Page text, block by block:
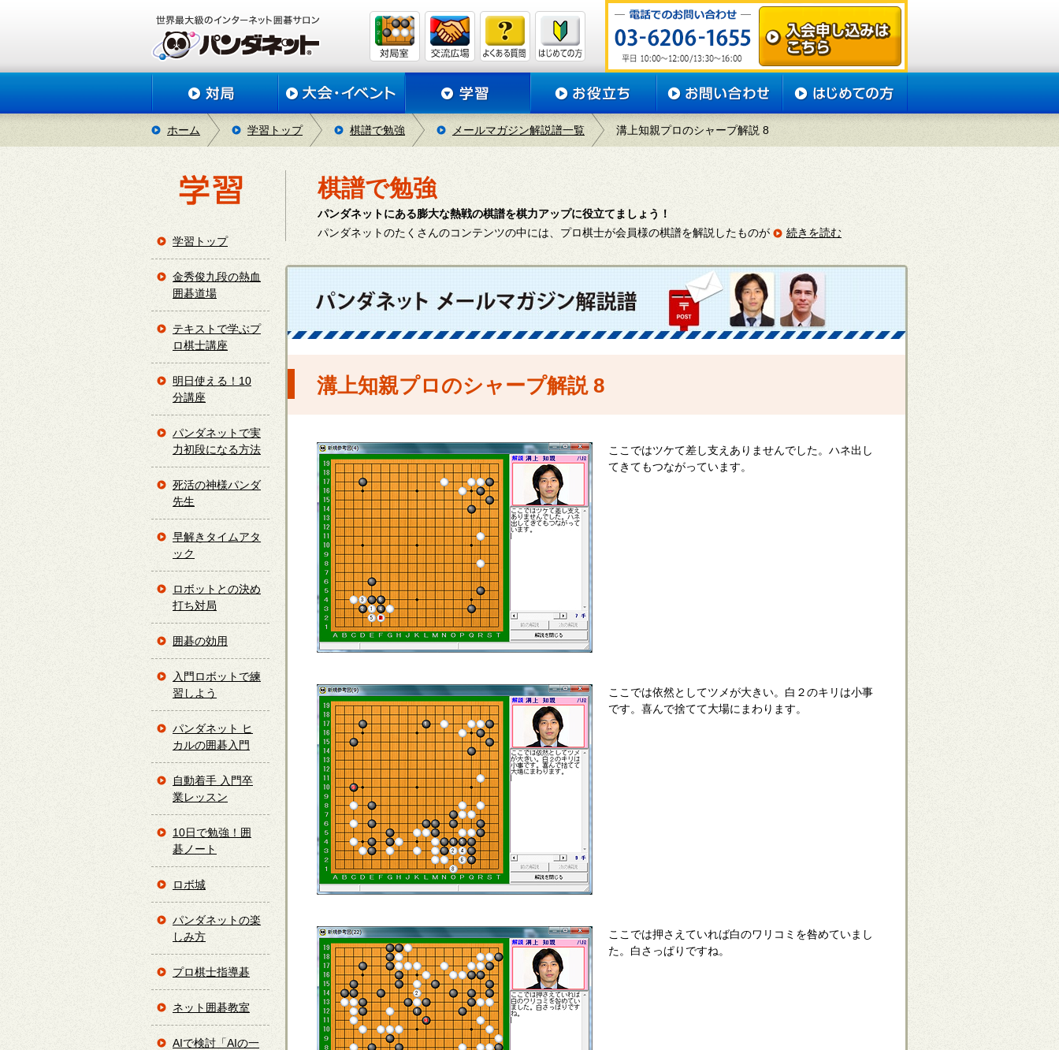
ホーム 学習トップ 棋譜で勉強 メールマガジン解説譜一覧 溝上知親プロのシャープ解説 8
棋譜で勉強
パンダネットにある膨大な熱戦の棋譜を棋力アップに役立てましょう！
パンダネットのたくさんのコンテンツの中には、プロ棋士が会員様の棋譜を解説したものが
続きを読む
溝上知親プロのシャープ解説 8
ここではツケて差し支えありませんでした。ハネ出し
てきてもつながっています。
ここでは依然としてツメが大きい。白２のキリは小事
です。喜んで捨てて大場にまわります。
ここでは押さえていれば白のワリコミを咎めていまし
た。白さっぱりですね。
学習トップ
金秀俊九段の熱血
囲碁道場
テキストで学ぶプ
ロ棋士講座
明日使える！10
分講座
パンダネットで実
力初段になる方法
死活の神様パンダ
先生
早解きタイムアタ
ック
ロボットとの決め
打ち対局
囲碁の効用
入門ロボットで練
習しよう
パンダネット ヒ
カルの囲碁入門
自動着手 入門卒
業レッスン
10日で勉強！囲
碁ノート
ロボ城
パンダネットの楽
しみ方
プロ棋士指導碁
ネット囲碁教室
AIで検討「AIの一